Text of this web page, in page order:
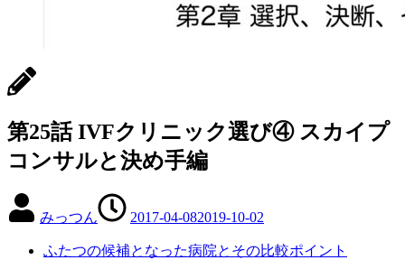
第25話 IVFクリニック選び④ スカイプ
コンサルと決め手編
みっつん 2017-04-082019-10-02
ふたつの候補となった病院とその比較ポイント